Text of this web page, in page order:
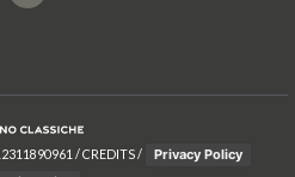
Classiche
/CREDITS/
Privacy Policy